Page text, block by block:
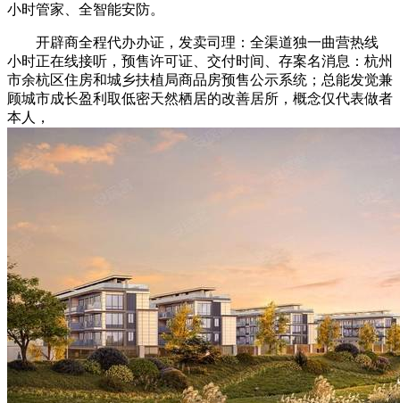
小时管家、全智能安防。
开辟商全程代办办证，发卖司理：全渠道独一曲营热线
小时正在线接听，预售许可证、交付时间、存案名消息：杭州
市余杭区住房和城乡扶植局商品房预售公示系统；总能发觉兼
顾城市成长盈利取低密天然栖居的改善居所，概念仅代表做者
本人，